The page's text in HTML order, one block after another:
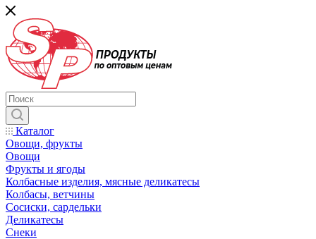
Каталог
Овощи, фрукты
Овощи
Фрукты и ягоды
Колбасные изделия, мясные деликатесы
Колбасы, ветчины
Сосиски, сардельки
Деликатесы
Снеки